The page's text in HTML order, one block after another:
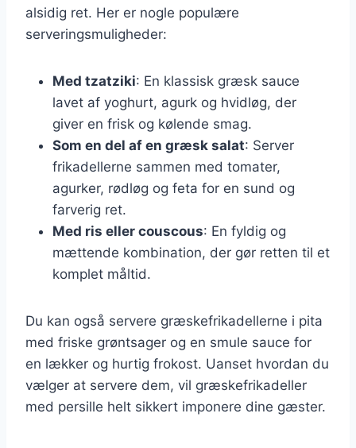
alsidig ret. Her er nogle populære
serveringsmuligheder:
Med tzatziki: En klassisk græsk sauce
lavet af yoghurt, agurk og hvidløg, der
giver en frisk og kølende smag.
Som en del af en græsk salat: Server
frikadellerne sammen med tomater,
agurker, rødløg og feta for en sund og
farverig ret.
Med ris eller couscous: En fyldig og
mættende kombination, der gør retten til et
komplet måltid.
Du kan også servere græskefrikadellerne i pita
med friske grøntsager og en smule sauce for
en lækker og hurtig frokost. Uanset hvordan du
vælger at servere dem, vil græskefrikadeller
med persille helt sikkert imponere dine gæster.